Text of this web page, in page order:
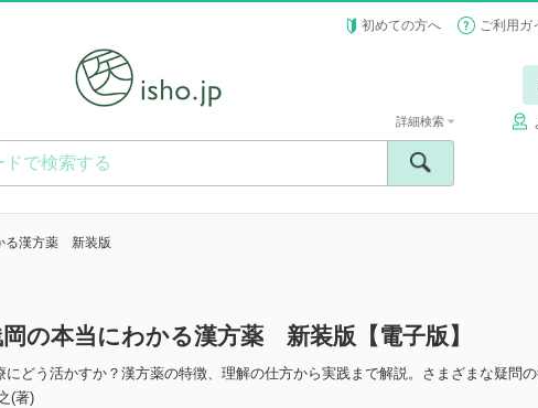
初めての方へ ご利用ガ
詳細検索
る漢方薬 新装版
の本当にわかる漢方薬 新装版【電子版】
にどう活かすか？漢方薬の特徴、理解の仕方から実践まで解説。さまざまな疑問の
(著)